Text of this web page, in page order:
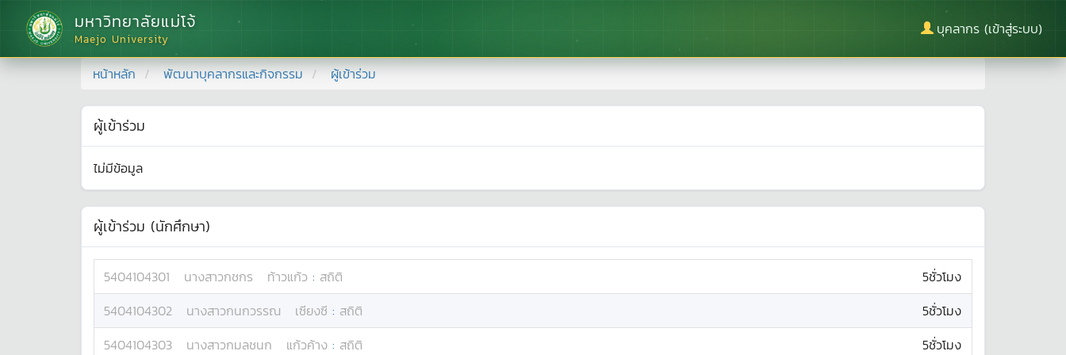
มหาวิทยาลัยแม่โจ้
Maejo University
บุคลากร (เข้าสู่ระบบ)
หน้าหลัก พัฒนาบุคลากรและกิจกรรม ผู้เข้าร่วม
ผู้เข้าร่วม
ไม่มีข้อมูล
ผู้เข้าร่วม (นักศึกษา)
5404104301 นางสาวกชกร ท้าวแก้ว : สถิติ
5ชั่วโมง
5404104302
นางสาวกนกวรรณ เซียงซี : สถิติ
5ชั่วโมง
5404104303
นางสาวกมลชนก แก้วค้าง : สถิติ 5ชั่วโมง